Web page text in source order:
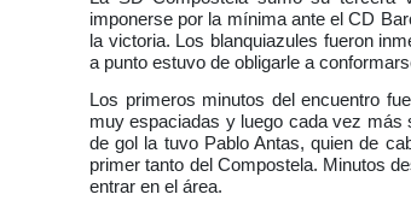
imponerse por la mínima ante el CD
la victoria. Los blanquiazules fueron
a punto estuvo de obligarle a
Los primeros minutos del encuentro
muy espaciadas y luego cada vez más
de gol la tuvo Pablo Antas, quien de
primer tanto del Compostela. Minutos
entrar en el área.